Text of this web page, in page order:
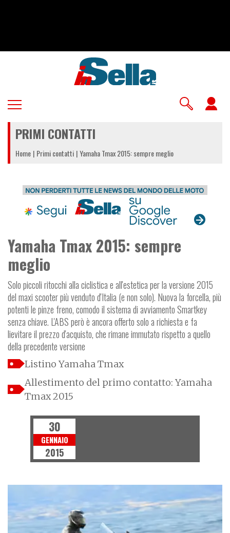
PRIMI CONTATTI
Home Primi contatti Yamaha Tmax 2015: sempre meglio
Yamaha Tmax 2015: sempre
meglio
Solo piccoli ritocchi alla ciclistica e all'estetica per la versione 2015
del maxi scooter più venduto d'Italia (e non solo). Nuova la forcella, più
potenti le pinze freno, comodo il sistema di avviamento Smartkey
senza chiave. L'ABS però è ancora offerto solo a richiesta e fa
lievitare il prezzo d'acquisto, che rimane immutato rispetto a quello
della precedente versione
Listino Yamaha Tmax
Allestimento del primo contatto: Yamaha
Tmax 2015
30
GENNAIO
2015